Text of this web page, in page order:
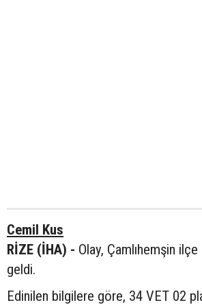
Cemil Kus
RİZE (İHA) - Olay, Çamlıhemşin
geldi.
Edinilen bilgilere göre, 34 VET 02